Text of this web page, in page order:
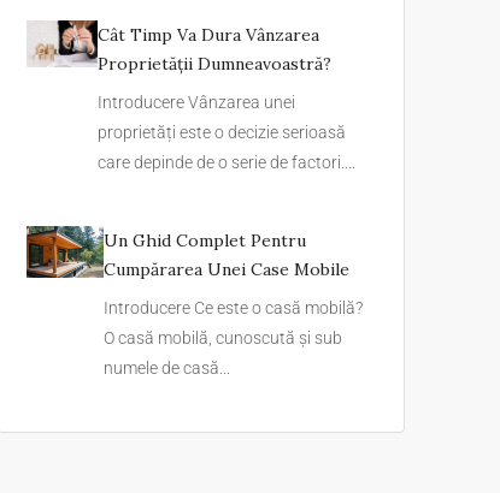
Cât Timp Va Dura Vânzarea
Proprietății Dumneavoastră?
Introducere Vânzarea unei
proprietăți este o decizie serioasă
care depinde de o serie de factori....
Un Ghid Complet Pentru
Cumpărarea Unei Case Mobile
Introducere Ce este o casă mobilă?
O casă mobilă, cunoscută și sub
numele de casă...